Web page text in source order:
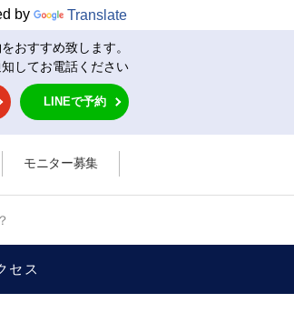
by Translate
おすすめ致します。
してお電話ください
LINEで予約
モニター募集
セス